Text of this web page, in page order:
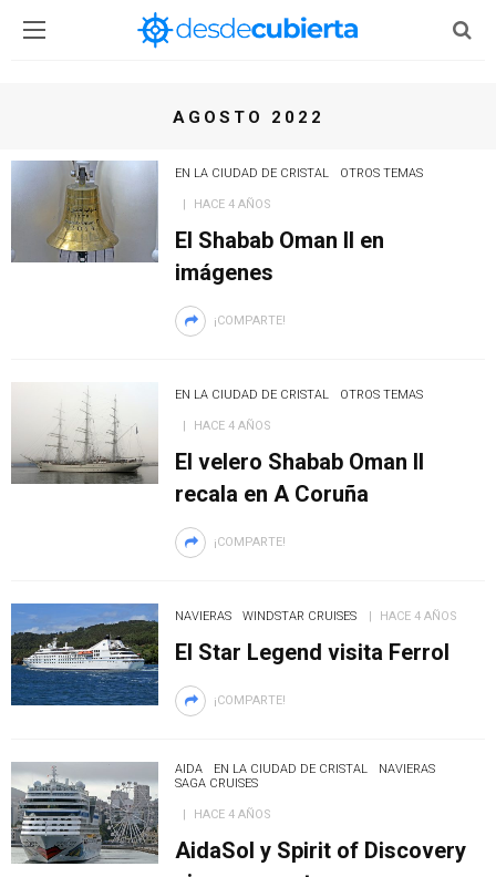
AGOSTO 2022
EN LA CIUDAD DE CRISTAL OTROS TEMAS
HACE 4 AÑOS
El Shabab Oman II en
imágenes
¡COMPARTE!
EN LA CIUDAD DE CRISTAL OTROS TEMAS
HACE 4 AÑOS
El velero Shabab Oman II
recala en A Coruña
¡COMPARTE!
NAVIERAS WINDSTAR CRUISES HACE 4 AÑOS
El Star Legend visita Ferrol
¡COMPARTE!
AIDA EN LA CIUDAD DE CRISTAL
NAVIERAS
SAGA CRUISES
HACE 4 AÑOS
AidaSol y Spirit of Discovery